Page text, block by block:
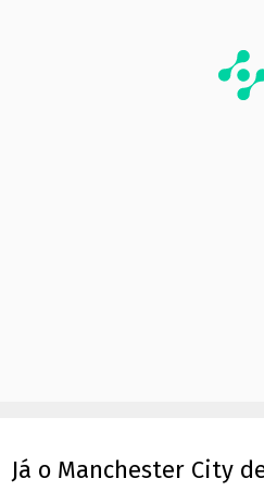
Já o Manchester City